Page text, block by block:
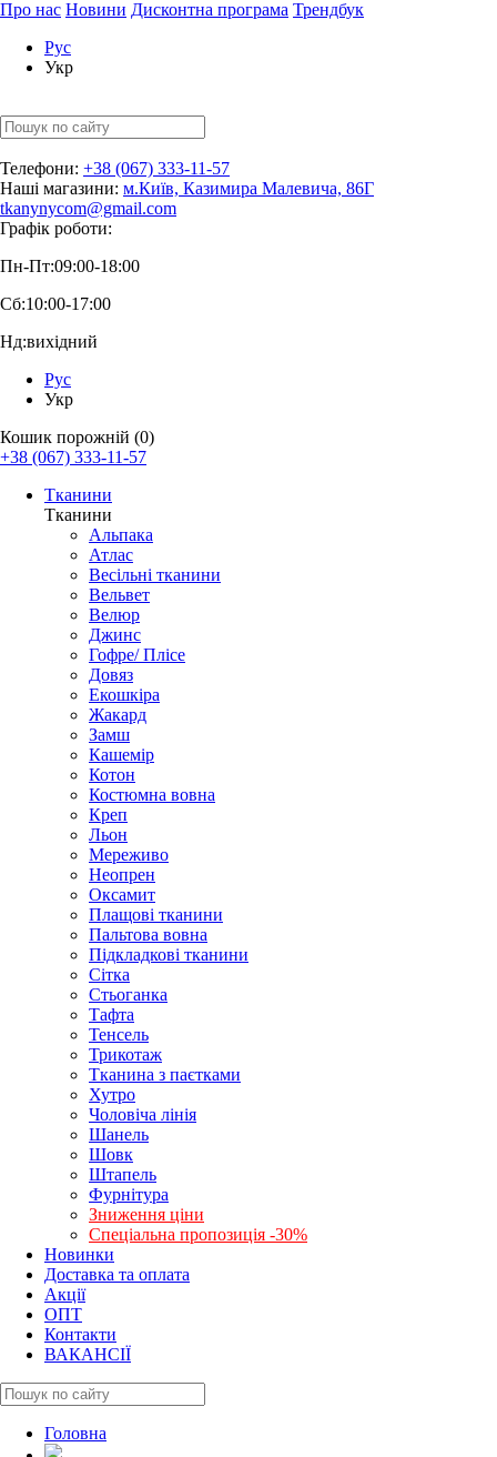
Про нас Новини Дисконтна програма Трендбук
Рус
Укр
Телефони: +38 (067) 333-11-57
Наші магазини: м.Київ, Казимира Малевича, 86Г
tkanynycom@gmail.com
Графік роботи:
Пн-Пт:09:00-18:00
Сб:10:00-17:00
Нд:вихідний
Рус
Укр
Кошик порожній (0)
+38 (067) 333-11-57
Тканини
Тканини
Альпака
Атлас
Весільні тканини
Вельвет
Велюр
Джинс
Гофре/ Плісе
Довяз
Екошкіра
Жакард
Замш
Кашемір
Котон
Костюмна вовна
Креп
Льон
Мереживо
Неопрен
Оксамит
Плащові тканини
Пальтова вовна
Підкладкові тканини
Сітка
Стьоганка
Тафта
Тенсель
Трикотаж
Тканина з паєтками
Хутро
Чоловіча лінія
Шанель
Шовк
Штапель
Фурнітура
Зниження ціни
Спеціальна пропозиція -30%
Новинки
Доставка та оплата
Акції
ОПТ
Контакти
ВАКАНСІЇ
Головна